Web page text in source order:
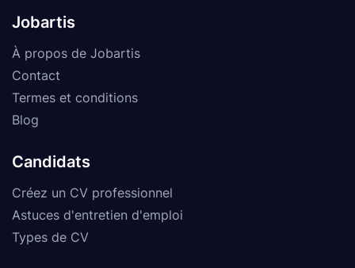
Jobartis
À propos de Jobartis
Contact
Termes et conditions
Blog
Candidats
Créez un CV professionnel
Astuces d'entretien d'emploi
Types de CV